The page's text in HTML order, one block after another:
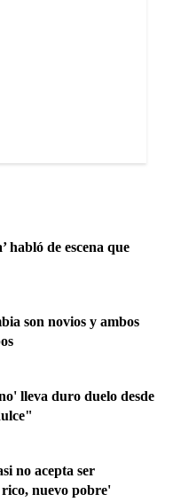
habló de escena que
son novios y ambos
lleva duro duelo desde
no acepta ser
nuevo pobre'